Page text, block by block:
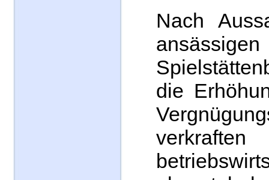
Nach
ansässigen
die